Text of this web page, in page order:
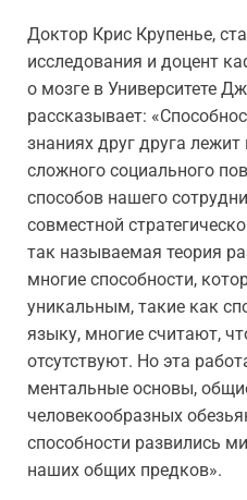
Доктор Крис Крупенье,
исследования и доцент
о мозге в Университете
рассказывает:
знаниях друг друга
сложного социального
способов нашего
совместной
так называемая теория
многие способности,
уникальным, такие как
языку, многие считают,
отсутствуют. Но эта
ментальные основы,
человекообразных
способности развились
наших общих предков».